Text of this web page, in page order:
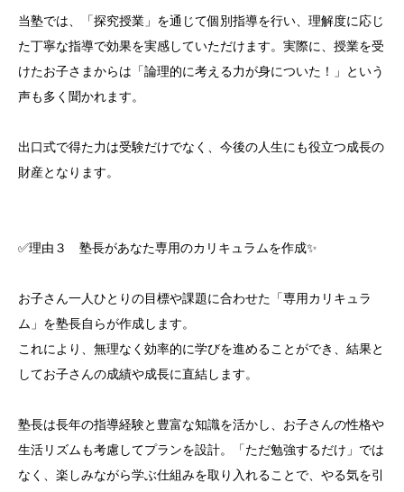
当塾では、「探究授業」を通じて個別指導を行い、理解度に応じ
た丁寧な指導で効果を実感していただけます。実際に、授業を受
けたお子さまからは「論理的に考える力が身についた！」という
声も多く聞かれます。
出口式で得た力は受験だけでなく、今後の人生にも役立つ成長の
財産となります。
✅理由３ 塾長があなた専用のカリキュラムを作成✨
お子さん一人ひとりの目標や課題に合わせた「専用カリキュラ
ム」を塾長自らが作成します。
これにより、無理なく効率的に学びを進めることができ、結果と
してお子さんの成績や成長に直結します。
塾長は長年の指導経験と豊富な知識を活かし、お子さんの性格や
生活リズムも考慮してプランを設計。「ただ勉強するだけ」では
なく、楽しみながら学ぶ仕組みを取り入れることで、やる気を引